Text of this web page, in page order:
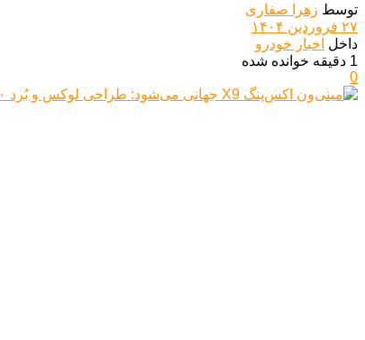
توسط زهرا صفاری
۲۷ فروردین ۱۴۰۴
داخل اخبار خودرو
1 دقیقه خوانده شده
0